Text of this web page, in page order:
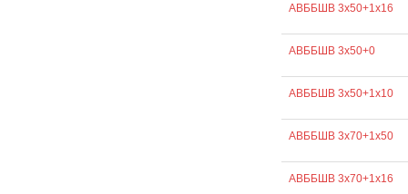
АВББШВ 3х50+1х16
АВББШВ 3х50+0
АВББШВ 3х50+1х10
АВББШВ 3х70+1х50
АВББШВ 3х70+1х16